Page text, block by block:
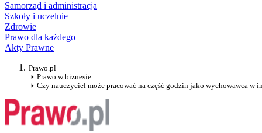
Samorząd i administracja
Szkoły i uczelnie
Zdrowie
Prawo dla każdego
Akty Prawne
Prawo.pl
Prawo w biznesie
Czy nauczyciel może pracować na część godzin jako wychowawca